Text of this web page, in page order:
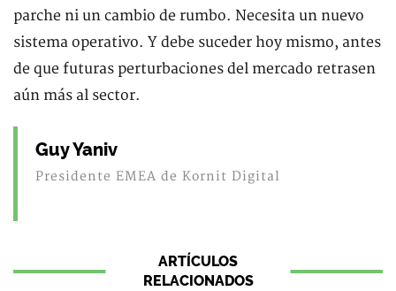
parche ni un cambio de rumbo. Necesita un nuevo
sistema operativo. Y debe suceder hoy mismo, antes
de que futuras perturbaciones del mercado retrasen
aún más al sector.
Guy Yaniv
Presidente EMEA de Kornit Digital
ARTÍCULOS
RELACIONADOS